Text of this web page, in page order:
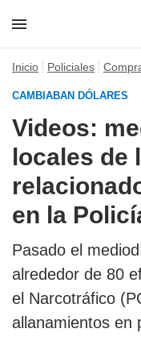
Inicio Policiales
CAMBIABAN DÓLARES
Videos:
locales de
en la
Pasado el
alrededor de 80
el Narcotráfico
allanamientos en